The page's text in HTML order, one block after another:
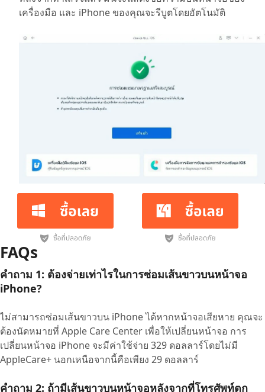
เครื่องมือ และ iPhone ของคุณจะรีบูตโดยอัตโนมัติ
FAQs
คำถาม 1: ต้องจ่ายเท่าไรในการซ่อมเส้นขาวบนหน้าจอ
iPhone?
ไม่สามารถซ่อมเส้นขาวบน iPhone ได้หากหน้าจอเสียหาย คุณจะ
ต้องนัดหมายที่ Apple Care Center เพื่อให้เปลี่ยนหน้าจอ การ
เปลี่ยนหน้าจอ iPhone จะมีค่าใช้จ่าย 329 ดอลลาร์โดยไม่มี
AppleCare+ นอกเหนือจากนี้คือเพียง 29 ดอลลาร์
คำถาม 2: ถ้ามีเส้นขาวบนหน้าจอหลังจากที่โทรศัพท์ตก